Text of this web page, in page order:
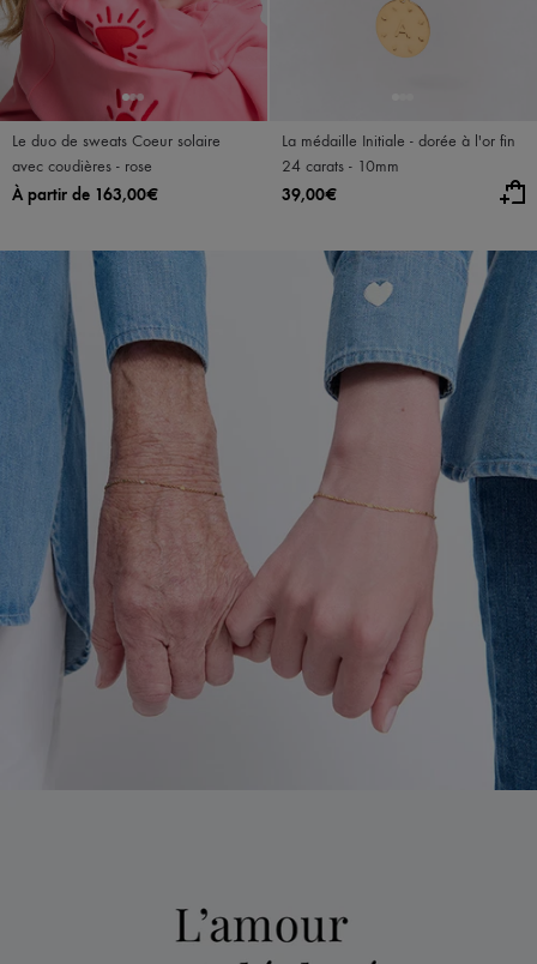
Le duo de sweats Coeur solaire
avec coudières - rose
À partir de 163,00€
La médaille Initiale - dorée à l'or fin
24 carats - 10mm
39,00€